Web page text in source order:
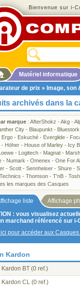
Bienvenue sur i-
Matériel informatique
de prix » Image, son
archivés dans la
marque : AfterShokz -Akg -
City - Blaupunkt - Bluestork
Ergo - Eskuché - Everglide -
- Höher - House of Marley - Icy
- Logitech - Magnat -
- Numark - Omenex - One For
- Scott - Sennheiser - Shure -
Technics - Thomson - T'nB -
les marques des Casques
liste
Affichage
: vous visualisez
marchand référencé sur i-
pour accéder aux
Kardon
Kardon BT (0 ref.)
Kardon CL (0 ref.)